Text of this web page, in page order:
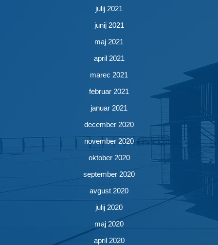
julij 2021
junij 2021
maj 2021
april 2021
marec 2021
februar 2021
januar 2021
december 2020
november 2020
oktober 2020
september 2020
avgust 2020
julij 2020
maj 2020
april 2020